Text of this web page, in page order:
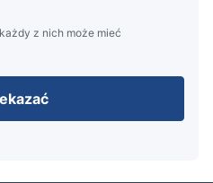
z nich może mieć